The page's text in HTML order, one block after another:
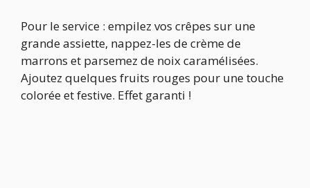
Pour le service : empilez vos crêpes sur une
grande assiette, nappez-les de crème de
marrons et parsemez de noix caramélisées.
Ajoutez quelques fruits rouges pour une touche
colorée et festive. Effet garanti !